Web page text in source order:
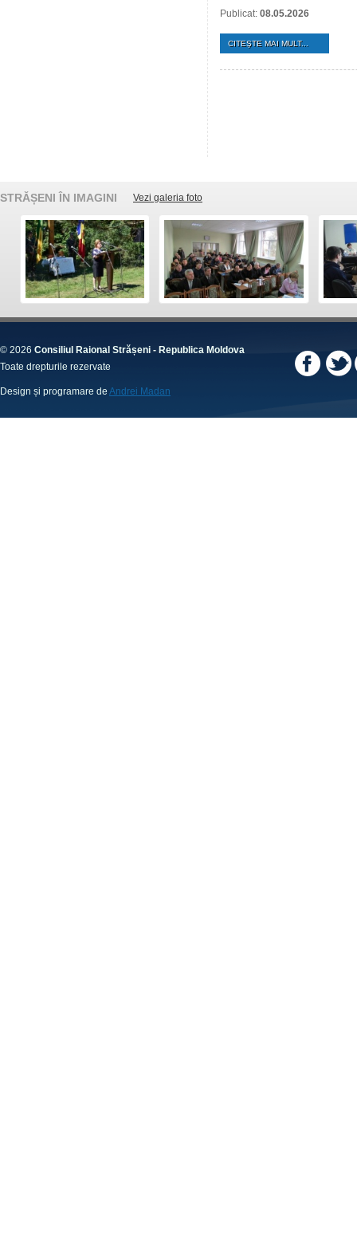
Publicat: 08.05.2026
CITEŞTE MAI MULT...
STRĂȘENI ÎN IMAGINI Vezi galeria foto
© 2026 Consiliul Raional Strășeni - Republica Moldova
Toate drepturile rezervate
Design și programare de Andrei Madan